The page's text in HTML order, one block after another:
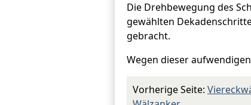
Die Drehbewegung des
gewählten
gebracht.
Wegen dieser
Vorherige Seite: